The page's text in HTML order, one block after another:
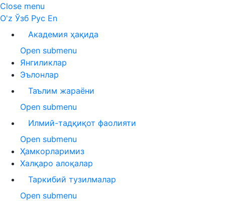
Close menu
O'z Ўзб Рус En
Академия ҳақида
Open submenu
Янгиликлар
Эълонлар
Таълим жараёни
Open submenu
Илмий-тадқиқот фаолияти
Open submenu
Ҳамкорларимиз
Халқаро алоқалар
Таркибий тузилмалар
Open submenu